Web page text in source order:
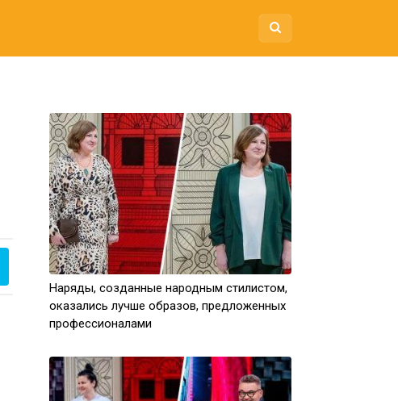
Наряды, созданные народным стилистом,
оказались лучше образов, предложенных
профессионалами